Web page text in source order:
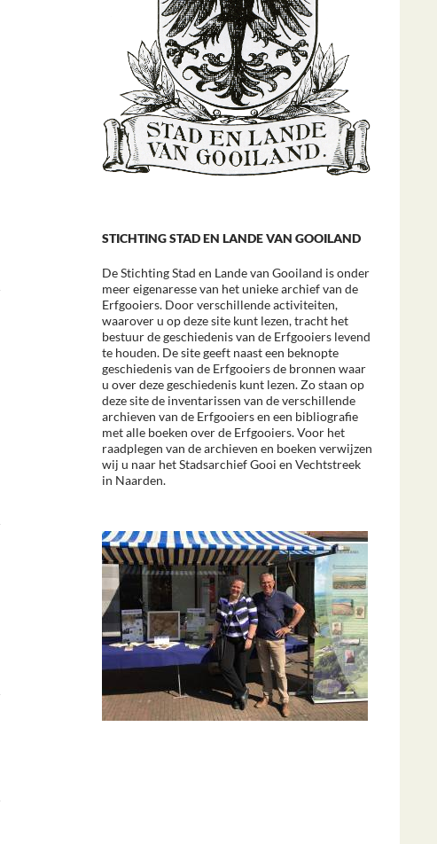
STICHTING STAD EN LANDE VAN GOOILAND
De Stichting Stad en Lande van Gooiland is onder
meer eigenaresse van het unieke archief van de
Erfgooiers. Door verschillende activiteiten,
waarover u op deze site kunt lezen, tracht het
bestuur de geschiedenis van de Erfgooiers levend
te houden. De site geeft naast een beknopte
geschiedenis van de Erfgooiers de bronnen waar
u over deze geschiedenis kunt lezen. Zo staan op
deze site de inventarissen van de verschillende
archieven van de Erfgooiers en een bibliografie
met alle boeken over de Erfgooiers. Voor het
raadplegen van de archieven en boeken verwijzen
wij u naar het Stadsarchief Gooi en Vechtstreek
in Naarden.